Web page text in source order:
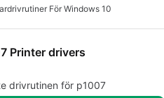
För Windows 10
Printer drivers
drivrutinen för p1007